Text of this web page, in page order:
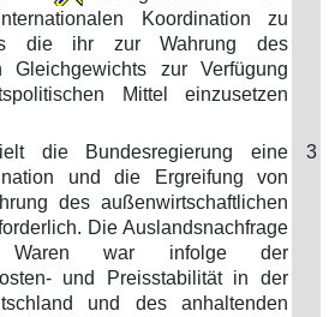
Koordination zu
die ihr zur Wahrung des
Gleichgewichts zur Verfügung
Mittel einzusetzen
die Bundesregierung eine
und die Ergreifung von
des außenwirtschaftlichen
Die Auslandsnachfrage
Waren war infolge der
und Preisstabilität in der
und des anhaltenden
3